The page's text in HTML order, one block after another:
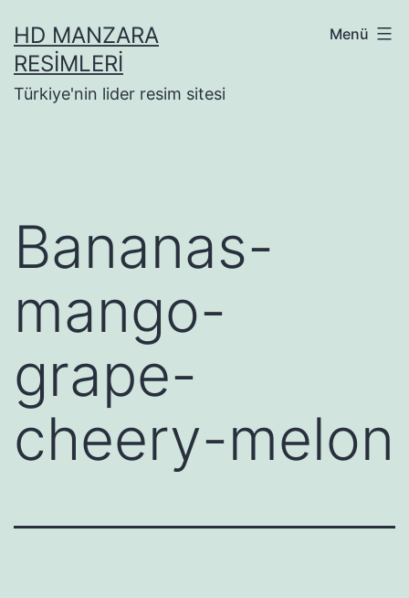
geçHD MANZARA
RESIMLERI
Türkiye'nin lider resim sitesi
Menü
Bananas-
mango-
grape-
cheery-melon